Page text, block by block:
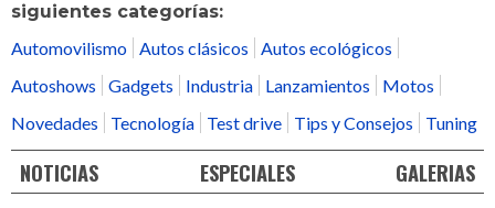
siguientes categorías:
Automovilismo Autos clásicos
Autos ecológicos
Autoshows
Gadgets Industria Lanzamientos
Motos
Novedades
Tecnología Test drive Tips y Consejos Tuning
NOTICIAS ESPECIALES GALERIAS